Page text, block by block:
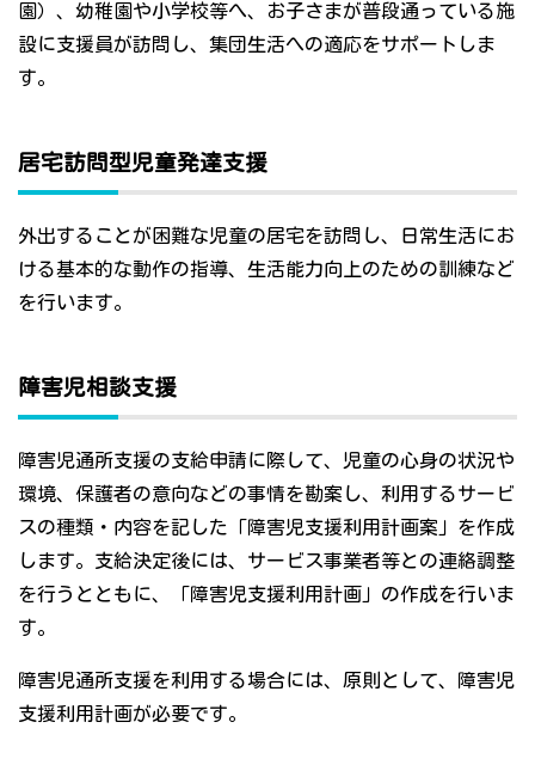
園）、幼稚園や小学校等へ、お子さまが普段通っている施
設に支援員が訪問し、集団生活への適応をサポートしま
す。
居宅訪問型児童発達支援
外出することが困難な児童の居宅を訪問し、日常生活にお
ける基本的な動作の指導、生活能力向上のための訓練など
を行います。
障害児相談支援
障害児通所支援の支給申請に際して、児童の心身の状況や
環境、保護者の意向などの事情を勘案し、利用するサービ
スの種類・内容を記した「障害児支援利用計画案」を作成
します。支給決定後には、サービス事業者等との連絡調整
を行うとともに、「障害児支援利用計画」の作成を行いま
す。
障害児通所支援を利用する場合には、原則として、障害児
支援利用計画が必要です。